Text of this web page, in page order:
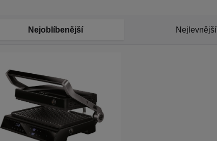
Nejoblíbenější Nejlevnější